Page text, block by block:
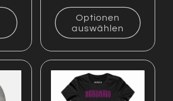
Preis
Optionen
auswählen